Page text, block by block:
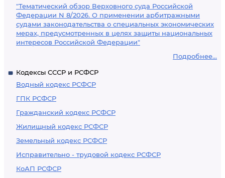
"Тематический обзор Верховного суда Российской
Федерации N 8/2026. О применении арбитражными
судами законодательства о специальных экономических
мерах, предусмотренных в целях защиты национальных
интересов Российской Федерации"
Подробнее...
Кодексы СССР и РСФСР
Водный кодекс РСФСР
ГПК РСФСР
Гражданский кодекс РСФСР
Жилищный кодекс РСФСР
Земельный кодекс РСФСР
Исправительно - трудовой кодекс РСФСР
КоАП РСФСР